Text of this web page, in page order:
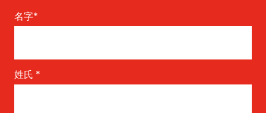
名字*
姓氏 *